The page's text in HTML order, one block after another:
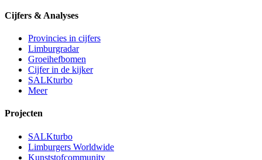
Cijfers & Analyses
Provincies in cijfers
Limburgradar
Groeihefbomen
Cijfer in de kijker
SALKturbo
Meer
Projecten
SALKturbo
Limburgers Worldwide
Kunststofcommunity